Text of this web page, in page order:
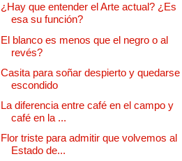
¿Hay que entender el Arte actual? ¿Es
esa su función?
El blanco es menos que el negro o al
revés?
Casita para soñar despierto y quedarse
escondido
La diferencia entre café en el campo y
café en la ...
Flor triste para admitir que volvemos al
Estado de...